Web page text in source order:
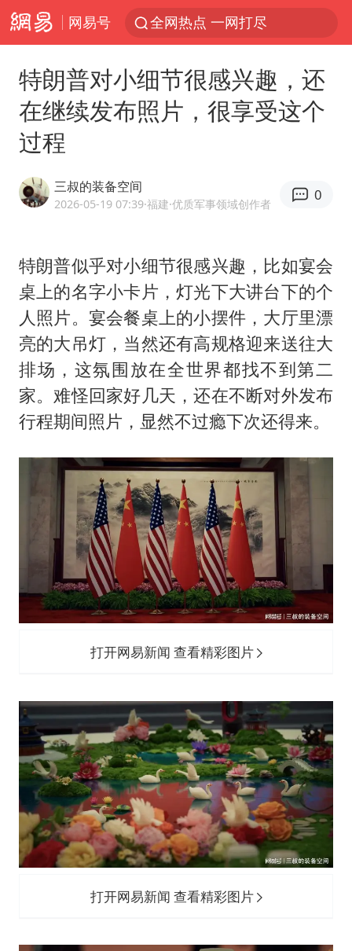
网易号 全网热点 一网打尽
特朗普对小细节很感兴趣，还
在继续发布照片，很享受这个
过程
三叔的装备空间
2026-05-19 07:39·福建·优质军事领域创作者
0
特朗普似乎对小细节很感兴趣，比如宴会
桌上的名字小卡片，灯光下大讲台下的个
人照片。宴会餐桌上的小摆件，大厅里漂
亮的大吊灯，当然还有高规格迎来送往大
排场，这氛围放在全世界都找不到第二
家。难怪回家好几天，还在不断对外发布
行程期间照片，显然不过瘾下次还得来。
打开网易新闻 查看精彩图片
打开网易新闻 查看精彩图片